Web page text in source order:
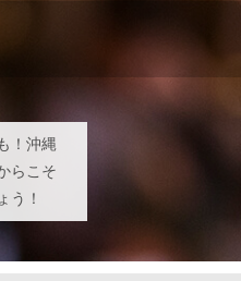
！沖縄
らこそ
う！